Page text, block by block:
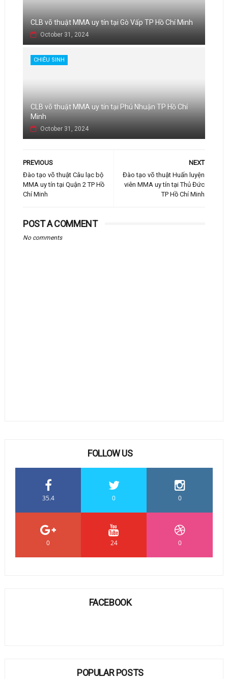
CLB võ thuật MMA uy tín tại Gò Vấp TP Hồ Chí Minh
October 31, 2024
CHIÊU SINH
CLB võ thuật MMA uy tín tại Phú Nhuận TP Hồ Chí
Minh
October 31, 2024
NEXT
Đào tạo võ thuật Huấn luyện
viên MMA uy tín tại Thủ Đức
TP Hồ Chí Minh
PREVIOUS
Đào tạo võ thuật Câu lạc bộ
MMA uy tín tại Quận 2 TP Hồ
Chí Minh
POST A COMMENT
No comments
FOLLOW US
35.4 0 0
0 24 0
FACEBOOK
POPULAR POSTS